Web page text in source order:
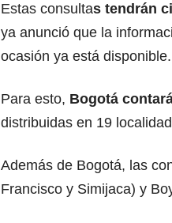
Estas consultas tendrán
ya anunció que la
ocasión ya está disponible.
Para esto, Bogotá
distribuidas en 19
Además de Bogotá, las
Francisco y Simijaca) y